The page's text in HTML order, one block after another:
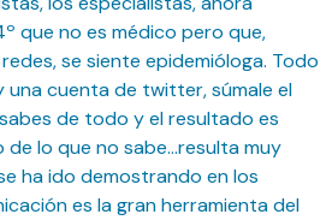
que no es médico pero que,
se siente epidemióloga. Todo
una cuenta de twitter, súmale el
de todo y el resultado es
lo que no sabe…resulta muy
ha ido demostrando en los
es la gran herramienta del